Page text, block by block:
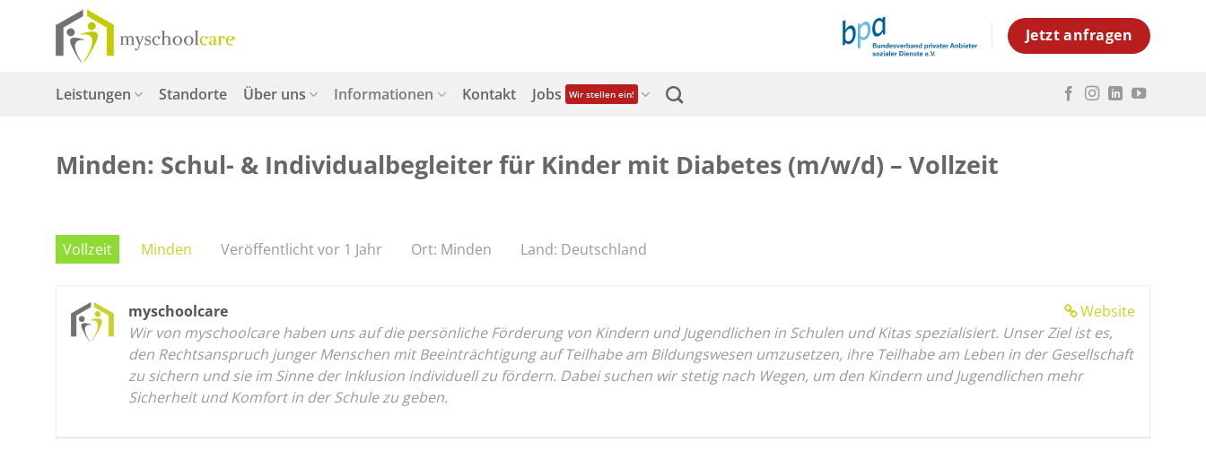
springen
Jetzt anfragen
Leistungen Standorte Über uns Informationen Kontakt Jobs Wir stellen ein!
Minden: Schul- & Individualbegleiter für Kinder mit Diabetes (m/w/d) – Vollzeit
Vollzeit Minden Veröffentlicht vor 1 Jahr Ort: Minden Land: Deutschland
Website
myschoolcare
Wir von myschoolcare haben uns auf die persönliche Förderung von Kindern und Jugendlichen in Schulen und Kitas spezialisiert. Unser Ziel ist es,
den Rechtsanspruch junger Menschen mit Beeinträchtigung auf Teilhabe am Bildungswesen umzusetzen, ihre Teilhabe am Leben in der Gesellschaft
zu sichern und sie im Sinne der Inklusion individuell zu fördern. Dabei suchen wir stetig nach Wegen, um den Kindern und Jugendlichen mehr
Sicherheit und Komfort in der Schule zu geben.